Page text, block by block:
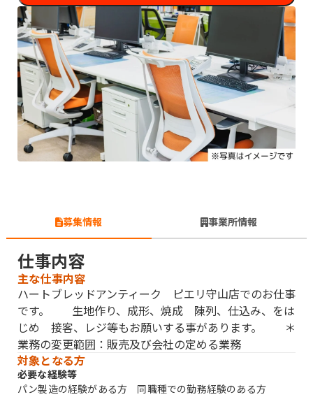
募集情報 事業所情報
仕事内容
主な仕事内容
ハートブレッドアンティーク ピエリ守山店でのお仕事
です。 生地作り、成形、焼成 陳列、仕込み、をは
じめ 接客、レジ等もお願いする事があります。 ＊
業務の変更範囲：販売及び会社の定める業務
対象となる方
必要な経験等
パン製造の経験がある方 同職種での勤務経験のある方